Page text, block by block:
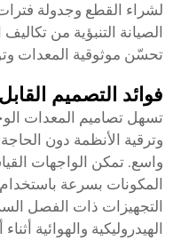
لشراء القطع وجدولة
تحسّن موثوقية المعدات
فوائد التصميم
تسهل تصاميم المعدات
وترقية الأنظمة دون
واسع. تمكن الواجهات
المكونات بسرعة
التجهيزات ذات الفصل
الهيدروليكية والهوائية